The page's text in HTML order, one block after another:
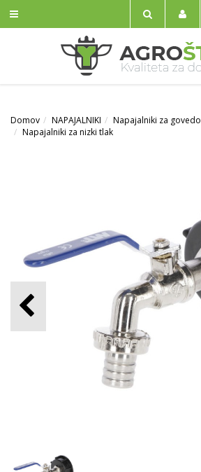
SL
Domov NAPAJALNIKI
Napajalniki za govedo
Napajalniki za nizki tlak